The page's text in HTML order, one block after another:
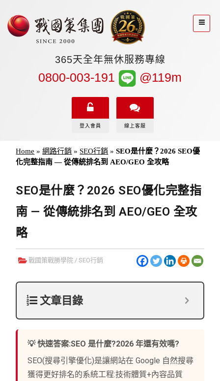
365天全年無休服務專線
0800-003-191 @119m
登入會員 線上客服
Home »網路行銷 » SEO行銷 »SEO是什麼？2026 SEO優
化完整指南 — 從傳統排名到 AEO/GEO 全攻略
SEO是什麼？2026 SEO優化完整指
南 — 從傳統排名到 AEO/GEO 全攻
略
戰國策戰勝學院 /SEO行銷
文章目錄
💡 快速答案:SEO 是什麼?2026 年還有效嗎?
SEO(搜尋引擎優化)是讓網站在 Google 自然搜尋
獲得更好排名的系統工程:技術體質+內容品質